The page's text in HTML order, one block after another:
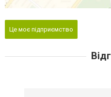
Це моє підприємство